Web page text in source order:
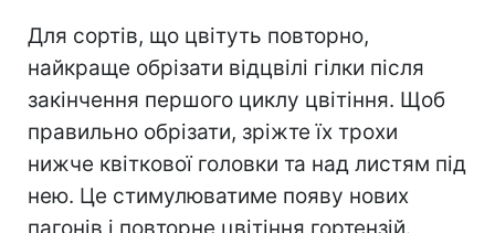
Для сортів, що цвітуть повторно,
найкраще обрізати відцвілі гілки після
закінчення першого циклу цвітіння. Щоб
правильно обрізати, зріжте їх трохи
нижче квіткової головки та над листям під
нею. Це стимулюватиме появу нових